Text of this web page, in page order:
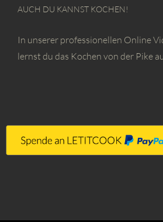
AUCH DU KANNST KOCHEN!
In unserer professionellen Online
lernst du das Kochen von der Pike